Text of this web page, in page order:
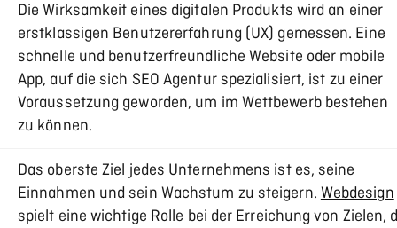
Die Wirksamkeit eines digitalen Produkts wird an einer
erstklassigen Benutzererfahrung (UX) gemessen. Eine
schnelle und benutzerfreundliche Website oder mobile
App, auf die sich SEO Agentur spezialisiert, ist zu einer
Voraussetzung geworden, um im Wettbewerb bestehen
zu können.
Das oberste Ziel jedes Unternehmens ist es, seine
Einnahmen und sein Wachstum zu steigern.Webdesign
spielt eine wichtige Rolle bei der Erreichung von Zielen,